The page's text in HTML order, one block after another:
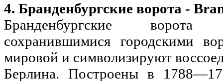
4. Бранденбургские ворота -
Бранденбургские ворота
сохранившимися городскими
мировой и символизируют
Берлина. Построены в